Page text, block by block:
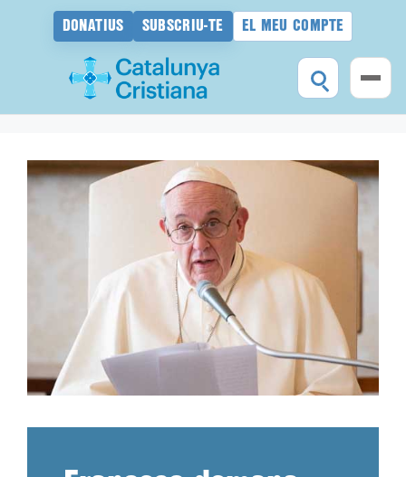
DONATIUS SUBSCRIU-TE EL MEU COMPTE
contingut